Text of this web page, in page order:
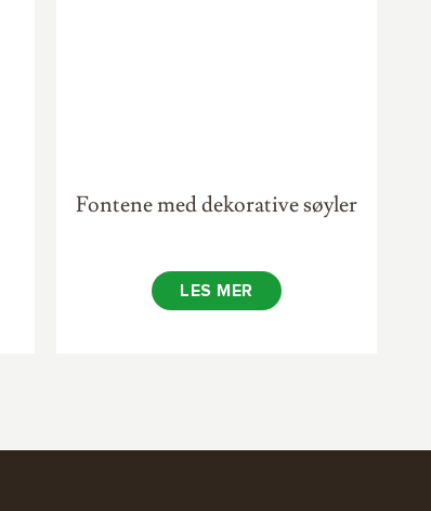
Fontene med dekorative søyler
LES MER